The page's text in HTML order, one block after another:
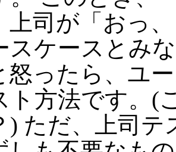
上司が「おっ
スケースとみ
怒ったら、ユ
ト方法です。(
) ただ、上司